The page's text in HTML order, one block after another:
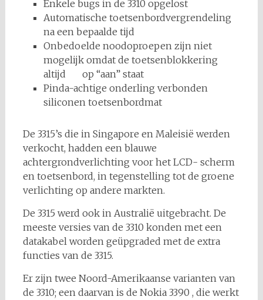
Enkele bugs in de 3310 opgelost
Automatische toetsenbordvergrendeling
na een bepaalde tijd
Onbedoelde noodoproepen zijn niet
mogelijk omdat de toetsenblokkering
altijd op “aan” staat
Pinda-achtige onderling verbonden
siliconen toetsenbordmat
De 3315’s die in Singapore en Maleisië werden
verkocht, hadden een blauwe
achtergrondverlichting voor het LCD- scherm
en toetsenbord, in tegenstelling tot de groene
verlichting op andere markten.
De 3315 werd ook in Australië uitgebracht. De
meeste versies van de 3310 konden met een
datakabel worden geüpgraded met de extra
functies van de 3315.
Er zijn twee Noord-Amerikaanse varianten van
de 3310; een daarvan is de Nokia 3390 , die werkt